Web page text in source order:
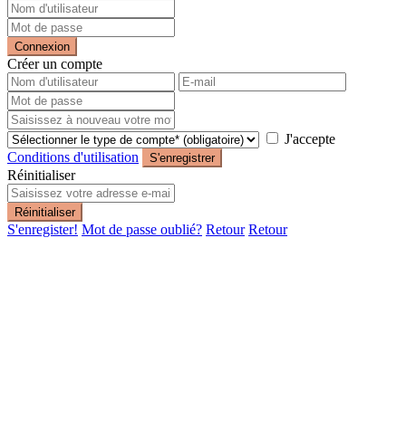
Connexion
Créer un compte
J'accepte
Conditions d'utilisation
S'enregistrer
Réinitialiser
Réinitialiser
S'enregister! Mot de passe oublié? Retour Retour